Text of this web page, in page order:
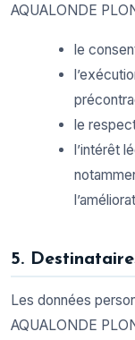
AQUALONDE
le
le
l’intérêt
5.
Les données
AQUALONDE